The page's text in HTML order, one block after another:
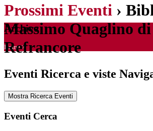
Archive
Home>
Prossimi Eventi ›
Massimo Quaglino di
Refrancore
Eventi Ricerca e viste
Mostra Ricerca Eventi
Eventi Cerca